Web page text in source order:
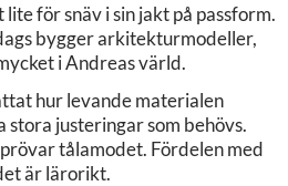
för snäv i sin jakt på passform.
bygger arkitekturmodeller,
i Andreas värld.
hur levande materialen
stora justeringar som behövs.
tålamodet. Fördelen med
är lärorikt.